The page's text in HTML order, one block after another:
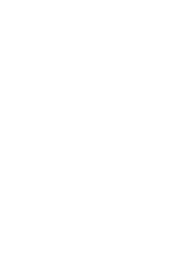
Nutzung der
wie zum
ändern, wie die
der Sie sich befinden.